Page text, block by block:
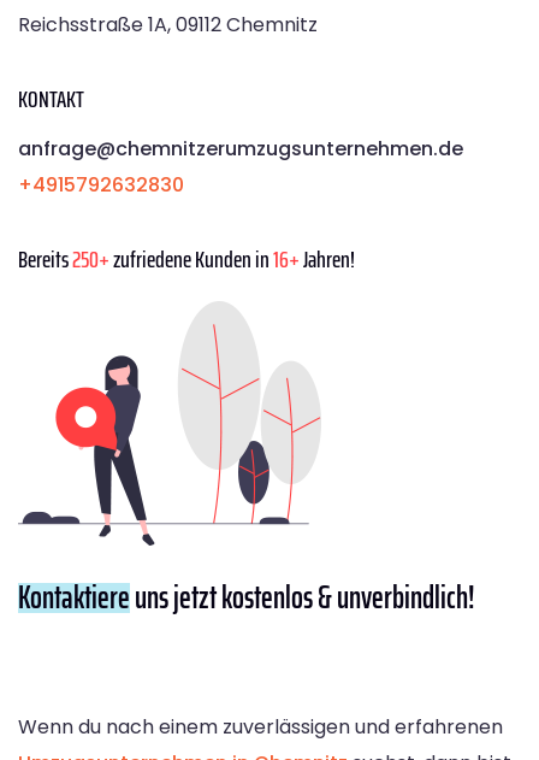
Reichsstraße 1A, 09112 Chemnitz
KONTAKT
anfrage@chemnitzerumzugsunternehmen.de
+4915792632830
Bereits250+zufriedene Kunden in16+Jahren!
Kontaktiereuns jetzt kostenlos & unverbindlich!
Wenn du nach einem zuverlässigen und erfahrenen